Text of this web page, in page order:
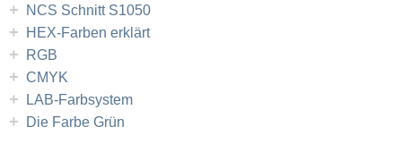
+ NCS Schnitt S1050
+ HEX-Farben erklärt
+ RGB
+ CMYK
+ LAB-Farbsystem
+ Die Farbe Grün